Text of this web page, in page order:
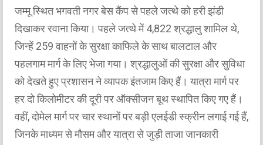
जम्मू स्थित भगवती नगर बेस कैंप से पहले जत्थे को हरी झंडी
दिखाकर रवाना किया। पहले जत्थे में 4,822 श्रद्धालु शामिल थे,
जिन्हें 259 वाहनों के सुरक्षा काफिले के साथ बालटाल और
पहलगाम मार्ग के लिए भेजा गया। श्रद्धालुओं की सुरक्षा और सुविधा
को देखते हुए प्रशासन ने व्यापक इंतजाम किए हैं। यात्रा मार्ग पर
हर दो किलोमीटर की दूरी पर ऑक्सीजन बूथ स्थापित किए गए हैं।
वहीं, दोमेल मार्ग पर चार स्थानों पर बड़ी एलईडी स्क्रीन लगाई गई हैं,
जिनके माध्यम से मौसम और यात्रा से जुड़ी ताजा जानकारी